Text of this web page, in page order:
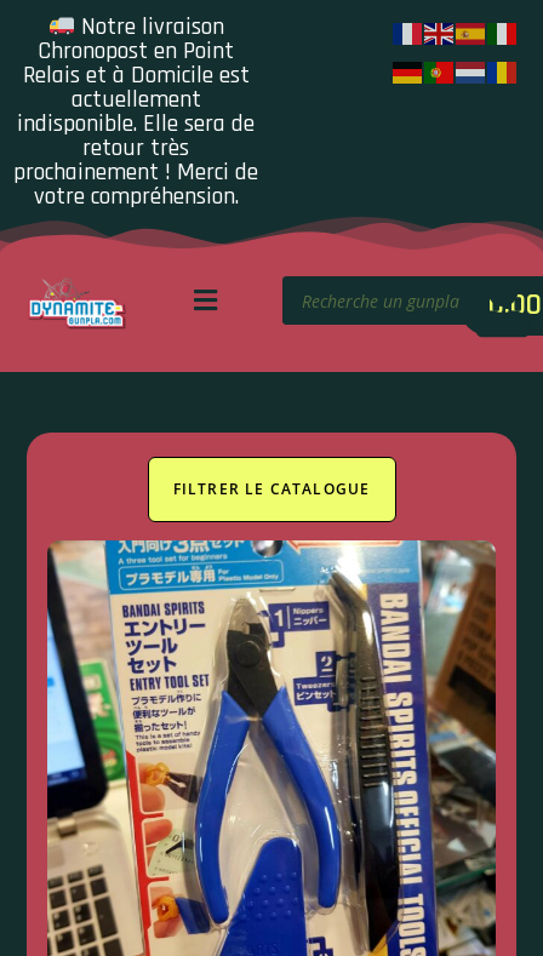
Notre livraison
Chronopost en Point
Relais et à Domicile est
actuellement
indisponible. Elle sera de
retour très
prochainement ! Merci de
votre compréhension.
0.00
FILTRER LE CATALOGUE